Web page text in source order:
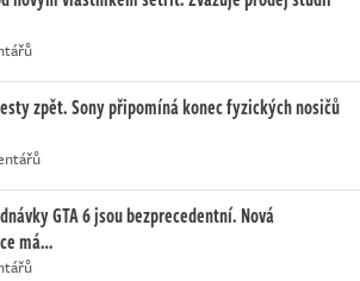
zpět. Sony připomíná konec fyzických nosičů
GTA 6 jsou bezprecedentní. Nová
má…